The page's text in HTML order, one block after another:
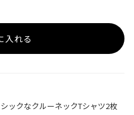
入れる
ックなクルーネックTシャツ2枚